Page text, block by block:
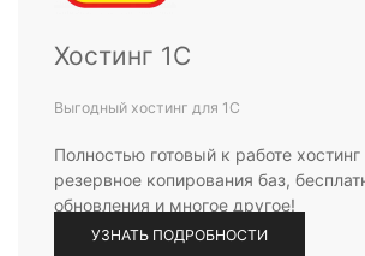
Хостинг 1С
Выгодный хостинг для 1С
Полностью готовый к работе
резервное копирования баз,
обновления и многое другое!
УЗНАТЬ ПОДРОБНОСТИ